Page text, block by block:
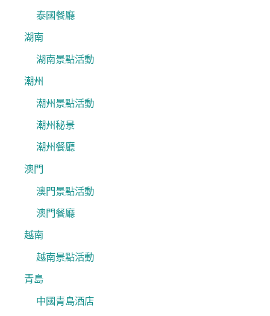
泰國餐廳
湖南
湖南景點活動
潮州
潮州景點活動
潮州秘景
潮州餐廳
澳門
澳門景點活動
澳門餐廳
越南
越南景點活動
青島
中國青島酒店